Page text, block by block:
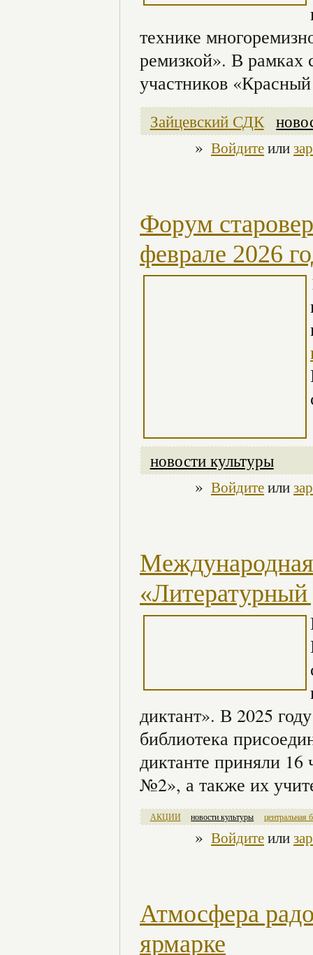
технике
ремизкой». В рамках
участников
Зайцевский СДК
» Войдитеили
Форум
феврале 2026
новости культуры
» Войдитеили
Международная
«Литературный
диктант». В 2025
библиотека
диктанте приняли
№2», а также их
АКЦИИ новости культуры центральная
» Войдитеили
Атмосфера
ярмарке